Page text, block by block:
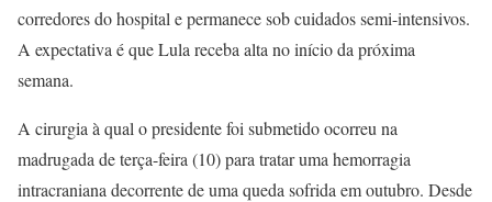
corredores do hospital e permanece sob cuidados semi-intensivos.
A expectativa é que Lula receba alta no início da próxima
semana.
A cirurgia à qual o presidente foi submetido ocorreu na
madrugada de terça-feira (10) para tratar uma hemorragia
intracraniana decorrente de uma queda sofrida em outubro. Desde